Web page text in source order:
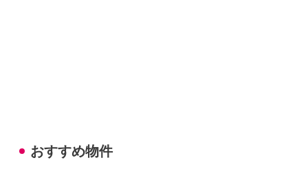
おすすめ物件